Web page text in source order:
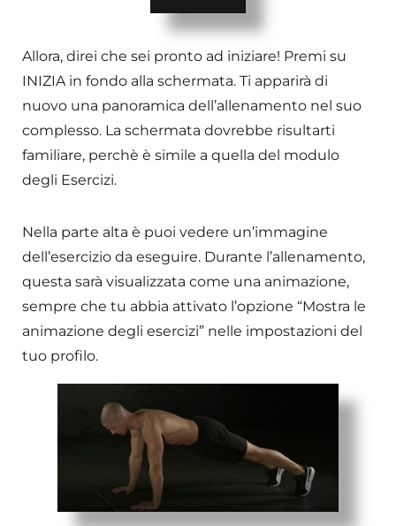
Allora, direi che sei pronto ad iniziare! Premi su
INIZIA in fondo alla schermata. Ti apparirà di
nuovo una panoramica dell’allenamento nel suo
complesso. La schermata dovrebbe risultarti
familiare, perchè è simile a quella del modulo
degli Esercizi.
Nella parte alta è puoi vedere un’immagine
dell’esercizio da eseguire. Durante l’allenamento,
questa sarà visualizzata come una animazione,
sempre che tu abbia attivato l’opzione “Mostra le
animazione degli esercizi” nelle impostazioni del
tuo profilo.